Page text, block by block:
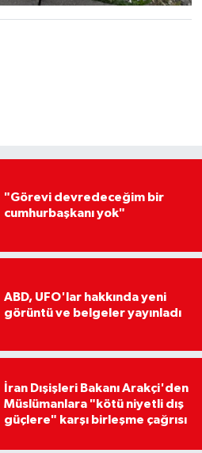
"Görevi devredeceğim bir
cumhurbaşkanı yok"
ABD, UFO'lar hakkında yeni
görüntü ve belgeler yayınladı
İran Dışişleri Bakanı Arakçi'den
Müslümanlara "kötü niyetli dış
güçlere" karşı birleşme çağrısı